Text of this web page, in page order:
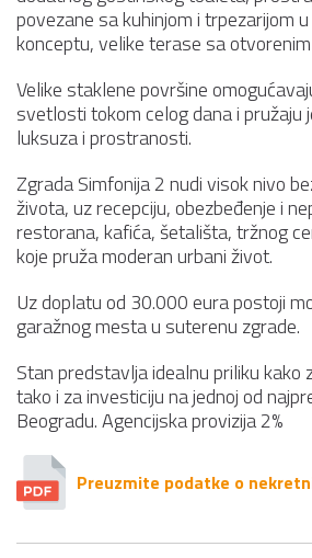
povezane sa kuhinjom i trpezarijom
konceptu, velike terase sa
Velike staklene površine
svetlosti tokom celog dana i pružaju
luksuza i prostranosti.
Zgrada Simfonija 2 nudi visok nivo
života, uz recepciju, obezbeđenje i
restorana, kafića, šetališta, tržnog
koje pruža moderan urbani život.
Uz doplatu od 30.000 eura postoji
garažnog mesta u suterenu zgrade.
Stan predstavlja idealnu priliku kako
tako i za investiciju na jednoj od
Beogradu. Agencijska provizija 2%
Preuzmite podatke o